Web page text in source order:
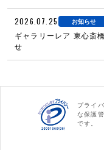
2026.07.25 お知らせ
ギャラリーレア 東心斎
せ
プライ
な保護
です。